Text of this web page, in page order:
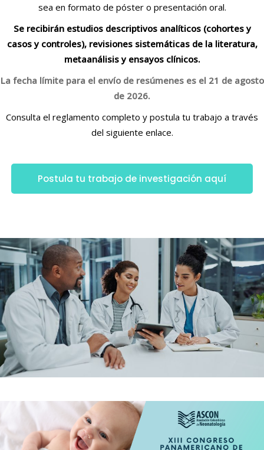
sea en formato de póster o presentación oral.
Se recibirán estudios descriptivos analíticos (cohortes y
casos y controles), revisiones sistemáticas de la literatura,
metaanálisis y ensayos clínicos.
La fecha límite para el envío de resúmenes es el 21 de agosto
de 2026.
Consulta el reglamento completo y postula tu trabajo a través
del siguiente enlace.
Postula tu trabajo de investigación aquí